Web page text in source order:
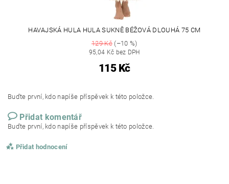
HAVAJSKÁ HULA HULA SUKNĚ BÉŽOVÁ DLOUHÁ 75 CM
129 Kč(–10 %)
95,04 Kč bez DPH
115 Kč
Buďte první, kdo napíše příspěvek k této položce.
Přidat komentář
Buďte první, kdo napíše příspěvek k této položce.
Přidat hodnocení